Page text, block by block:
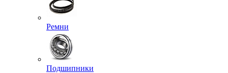
Ремни
Подшипники